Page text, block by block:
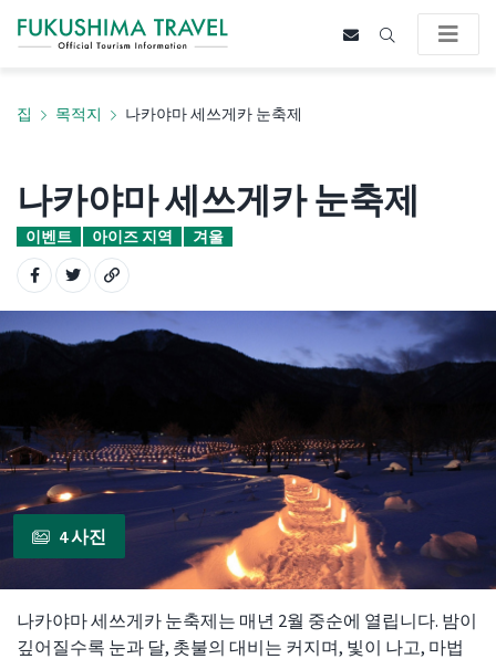
집 목적지 나카야마 세쓰게카 눈축제
나카야마 세쓰게카 눈축제
이벤트 아이즈 지역 겨울
Share on Facebook
Share on Twitter
Copy URL
4 사진
나카야마 세쓰게카 눈축제는 매년 2월 중순에 열립니다. 밤이
깊어질수록 눈과 달, 촛불의 대비는 커지며, 빛이 나고, 마법